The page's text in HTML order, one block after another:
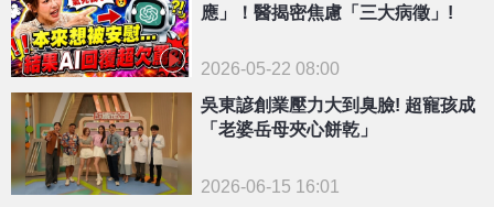
應」！醫揭密焦慮「三大病徵」!
2026-05-22 08:00
吳東諺創業壓力大到臭臉! 超寵孩成
「老婆岳母夾心餅乾」
2026-06-15 16:01